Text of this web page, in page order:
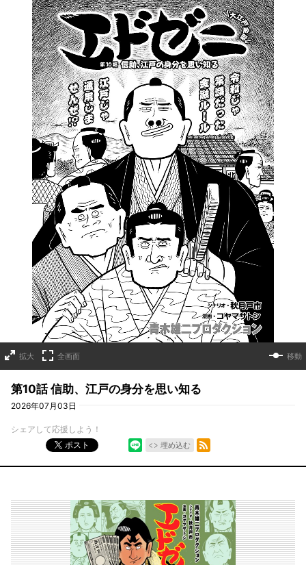
拡大 全画面 移動
第10話 信助、江戸の身分を思い知る
2026年07月03日
シェアして応援しよう！
ポスト
埋め込む
RSSフィード